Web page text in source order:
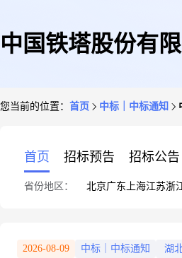
中国铁塔股份有
您当前的位置： 首页 中标｜中标通知
首页 招标预告 招标公告
省份地区： 北京广东 上海江苏浙
2026-08-09 中标｜中标通知 湖